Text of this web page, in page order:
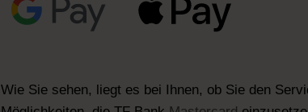
Wie Sie sehen, liegt es bei Ihnen, ob Sie den